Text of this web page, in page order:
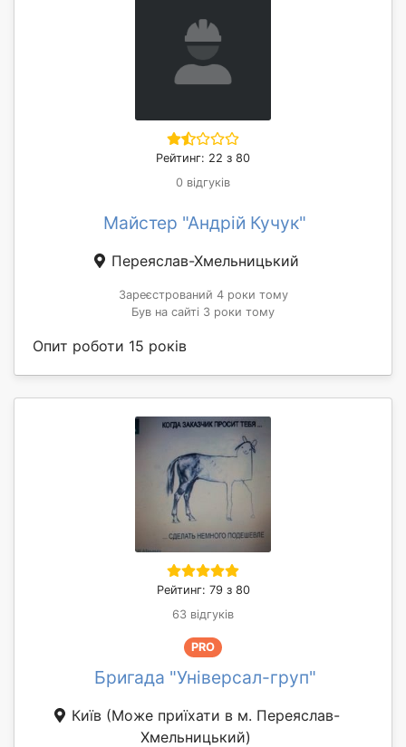
Рейтинг: 22 з 80
0 відгуків
Майстер "Андрій Кучук"
Переяслав-Хмельницький
Зареєстрований 4 роки тому
Був на сайті 3 роки тому
Опит роботи 15 років
Рейтинг: 79 з 80
63 відгуків
PRO
Бригада "Універсал-груп"
Київ (Може приїхати в м. Переяслав-
Хмельницький)